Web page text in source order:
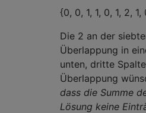
{0, 0, 1, 1, 0, 1, 2,
Die 2 an der
Überlappung in
unten, dritte
Überlappung
dass die Summe
Lösung keine